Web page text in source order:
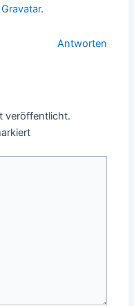
Gravatar.
Antworten
veröffentlicht.